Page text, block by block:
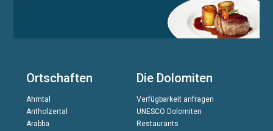
Ortschaften
Ahrntal
Antholzertal
Arabba
Die Dolomiten
Verfügbarkeit anfragen
UNESCO Dolomiten
Restaurants